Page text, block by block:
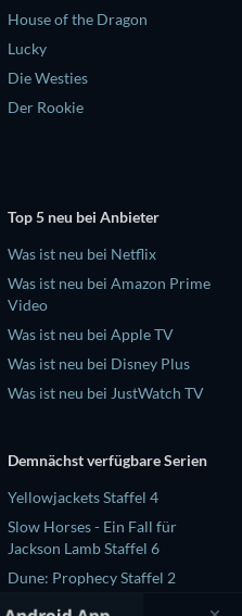
House of the Dragon
Lucky
Die Westies
Der Rookie
Top 5 neu bei Anbieter
Was ist neu bei Netflix
Was ist neu bei Amazon Prime
Video
Was ist neu bei Apple TV
Was ist neu bei Disney Plus
Was ist neu bei JustWatch TV
Demnächst verfügbare Serien
Yellowjackets Staffel 4
Slow Horses - Ein Fall für
Jackson Lamb Staffel 6
Dune: Prophecy Staffel 2
The Gentlemen Staffel 2